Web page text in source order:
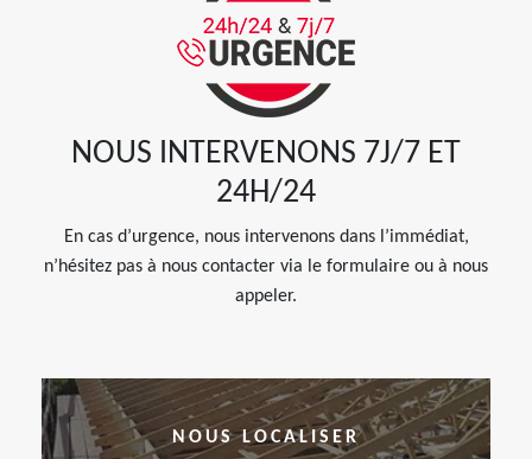
NOUS INTERVENONS 7J/7 ET
24H/24
En cas d’urgence, nous intervenons dans l’immédiat,
n’hésitez pas à nous contacter via le formulaire ou à nous
appeler.
NOUS LOCALISER